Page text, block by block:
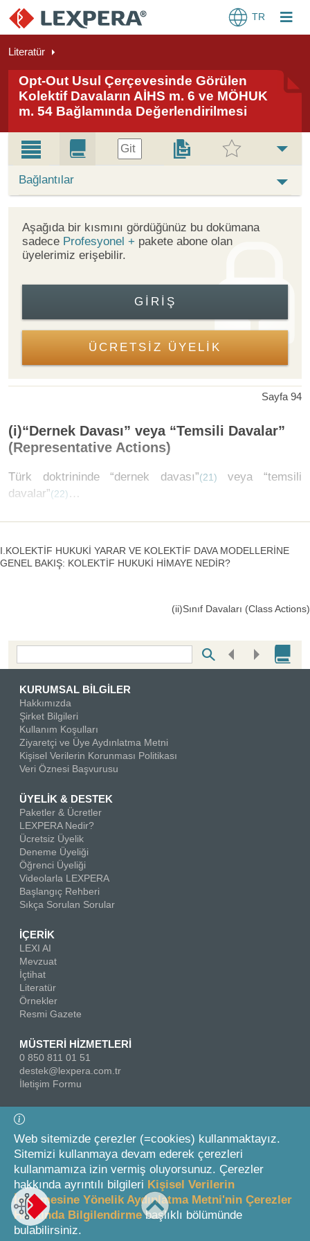
TR
Literatür
Opt-Out Usul Çerçevesinde Görülen
Kolektif Davaların AİHS m. 6 ve MÖHUK
m. 54 Bağlamında Değerlendirilmesi
Git
Bağlantılar
Aşağıda bir kısmını gördüğünüz bu dokümana
sadece Profesyonel + pakete abone olan
üyelerimiz erişebilir.
GIRIŞ
ÜCRETSİZ ÜYELİK
Sayfa 94
(i)“Dernek Davası” veya “Temsili Davalar”
(Representative Actions)
Türk doktrininde “dernek davası”(21)
veya “temsili
davalar”(22) …
I.KOLEKTİF HUKUKİ YARAR VE KOLEKTİF DAVA MODELLERİNE
GENEL BAKIŞ: KOLEKTİF HUKUKİ HİMAYE NEDİR?
(ii)Sınıf Davaları (Class Actions)
Bottom Search Toolbar Highlight Text
KURUMSAL BİLGİLER
Hakkımızda
Şirket Bilgileri
Kullanım Koşulları
Ziyaretçi ve Üye Aydınlatma Metni
Kişisel Verilerin Korunması Politikası
Veri Öznesi Başvurusu
ÜYELİK & DESTEK
Paketler & Ücretler
LEXPERA Nedir?
Ücretsiz Üyelik
Deneme Üyeliği
Öğrenci Üyeliği
Videolarla LEXPERA
Başlangıç Rehberi
Sıkça Sorulan Sorular
İÇERİK
LEXI AI
Mevzuat
İçtihat
Literatür
Örnekler
Resmi Gazete
MÜSTERİ HİZMETLERİ
0 850 811 01 51
destek@lexpera.com.tr
İletişim Formu
Bizi Takip Edin
© 2026 On İki Levha Yayıncılık A.Ş.
Web sitemizde çerezler (=cookies) kullanmaktayız.
Sitemizi kullanmaya devam ederek çerezleri
kullanmamıza izin vermiş oluyorsunuz. Çerezler
hakkında ayrıntılı bilgileri Kişisel Verilerin
İşlenmesine Yönelik Aydınlatma Metni'nin Çerezler
Hakkında Bilgilendirmebaşlıklı bölümünde
bulabilirsiniz.